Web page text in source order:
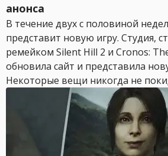
анонса
В течение двух с половиной
представит новую игру. Студия,
ремейком Silent Hill 2 и Cronos:
обновила сайт и представила
Некоторые вещи никогда не